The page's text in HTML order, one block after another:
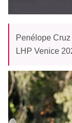
Penélope
LHP Venice